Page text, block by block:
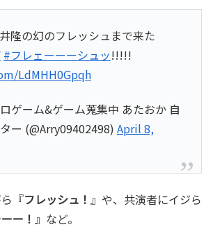
隆の幻のフレッシュまで来た
#フレェーーーシュッ!!!!!
LdMHH0Gpqh
ゲーム&ゲーム蒐集中 あたおか 自
ー (@Arry09402498) April 8,
『フレッシュ！ 』や、共演者にイジら
ー！ 』など。